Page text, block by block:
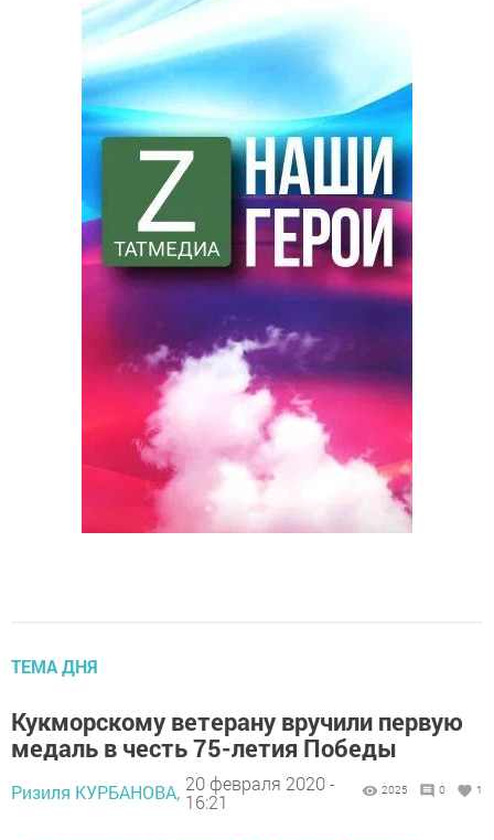
ТЕМА ДНЯ
Кукморскому ветерану вручили первую
медаль в честь 75-летия Победы
Ризиля КУРБАНОВА, 20 февраля 2020 -
16:21
2025 0 1